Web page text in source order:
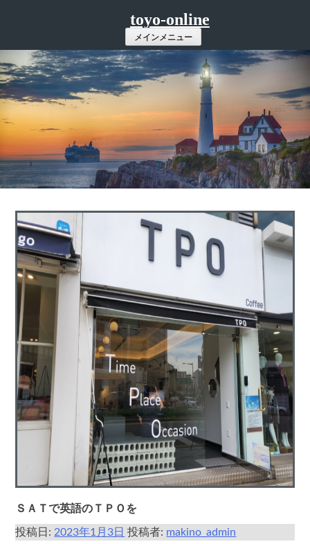
ツ
へ
ス
キ
ッ
プ
toyo-online
メインメニュー
ＳＡＴで英語のＴＰＯを
投稿日:2023年1月3日 投稿者: makino_admin